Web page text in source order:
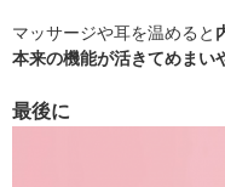
マッサージや耳を温めると
本来の機能が活きてめまい
最後に